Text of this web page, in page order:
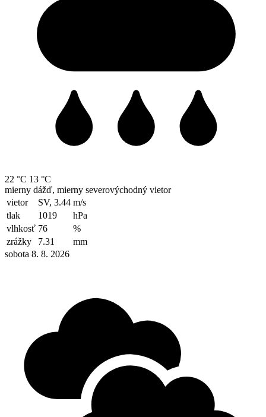
22 °C 13 °C
mierny dážď, mierny severovýchodný vietor
vietor
SV, 3.44 m/s
tlak
1019
hPa
vlhkosť 76
%
zrážky
7.31
mm
sobota 8. 8. 2026